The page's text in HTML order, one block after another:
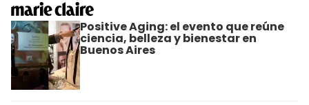
Positive Aging: el evento que reúne
ciencia, belleza y bienestar en
Buenos Aires